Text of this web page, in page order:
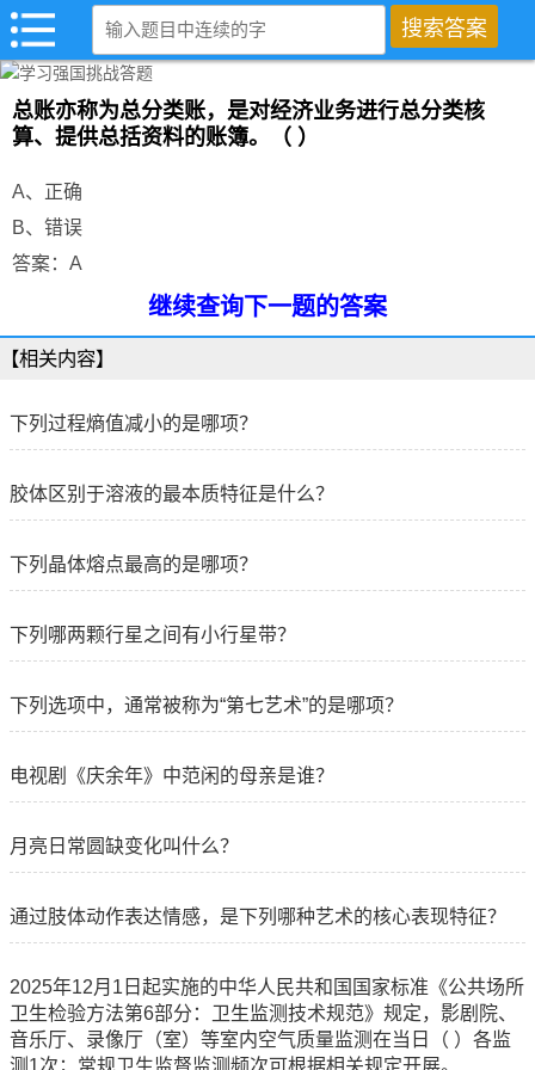
总账亦称为总分类账，是对经济业务进行总分类核
算、提供总括资料的账簿。（ ）
A、正确
B、错误
答案：A
继续查询下一题的答案
【相关内容】
下列过程熵值减小的是哪项？
胶体区别于溶液的最本质特征是什么？
下列晶体熔点最高的是哪项？
下列哪两颗行星之间有小行星带？
下列选项中，通常被称为“第七艺术”的是哪项？
电视剧《庆余年》中范闲的母亲是谁？
月亮日常圆缺变化叫什么？
通过肢体动作表达情感，是下列哪种艺术的核心表现特征？
2025年12月1日起实施的中华人民共和国国家标准《公共场所
卫生检验方法第6部分：卫生监测技术规范》规定，影剧院、
音乐厅、录像厅（室）等室内空气质量监测在当日（ ）各监
测1次；常规卫生监督监测频次可根据相关规定开展。